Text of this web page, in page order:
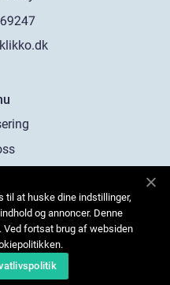
oss
til at huske dine indstillinger,
og annoncer. Denne
Ved fortsat brug af websiden